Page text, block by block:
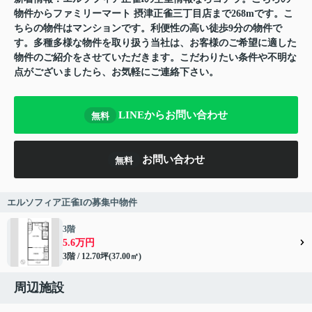
物件からファミリーマート 摂津正雀三丁目店まで268mです。こ
ちらの物件はマンションです。利便性の高い徒歩9分の物件で
す。多種多様な物件を取り扱う当社は、お客様のご希望に適した
物件のご紹介をさせていただきます。こだわりたい条件や不明な
点がございましたら、お気軽にご連絡下さい。
無料 LINEからお問い合わせ
無料 お問い合わせ
エルソフィア正雀Iの募集中物件
3階
5.6万円
3階 / 12.70坪(37.00㎡)
周辺施設